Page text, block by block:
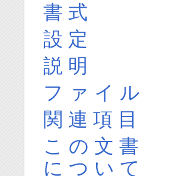
書 式
設 定
説 明
フ ァ イ ル
関 連 項 目
こ の 文 書
に つ い て